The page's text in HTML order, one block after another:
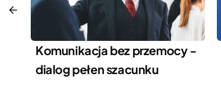
Komunikacja bez przemocy -
dialog pełen szacunku